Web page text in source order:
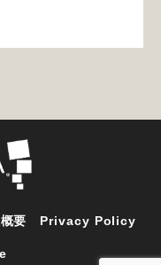
要 Privacy Policy